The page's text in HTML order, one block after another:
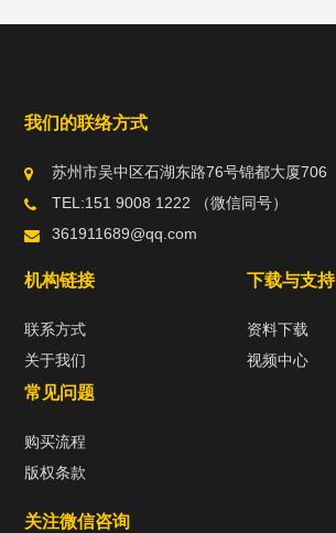
我们的联络方式
苏州市吴中区石湖东路76号锦都大厦706
TEL:151 9008 1222 （微信同号）
361911689@qq.com
机构链接
联系方式
关于我们
下载与支持
资料下载
视频中心
常见问题
购买流程
版权条款
关注微信咨询